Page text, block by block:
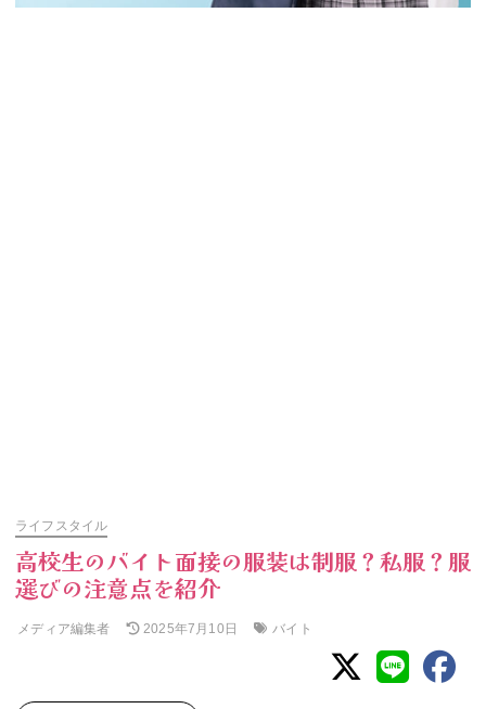
ライフスタイル
高校生のバイト面接の服装は制服？私服？服
選びの注意点を紹介
メディア編集者 2025年7月10日 バイト